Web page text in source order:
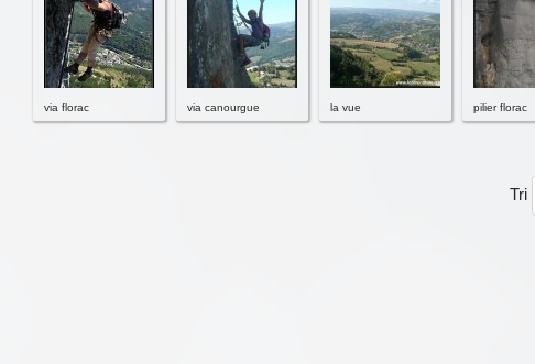
via florac via canourgue la vue pilier florac
Tri